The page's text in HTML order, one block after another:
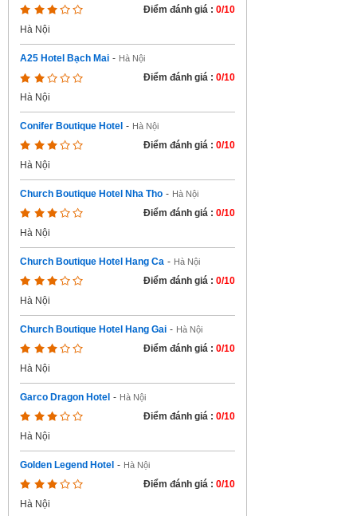
Điểm đánh giá : 0/10
Hà Nội
A25 Hotel Bạch Mai - Hà Nội
Điểm đánh giá : 0/10
Hà Nội
Conifer Boutique Hotel - Hà Nội
Điểm đánh giá : 0/10
Hà Nội
Church Boutique Hotel Nha Tho - Hà Nội
Điểm đánh giá : 0/10
Hà Nội
Church Boutique Hotel Hang Ca - Hà Nội
Điểm đánh giá : 0/10
Hà Nội
Church Boutique Hotel Hang Gai - Hà Nội
Điểm đánh giá : 0/10
Hà Nội
Garco Dragon Hotel - Hà Nội
Điểm đánh giá : 0/10
Hà Nội
Golden Legend Hotel - Hà Nội
Điểm đánh giá : 0/10
Hà Nội